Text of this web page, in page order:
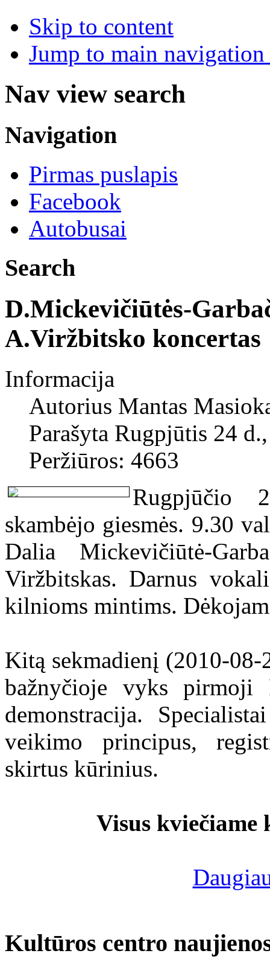
Skip to content
Jump to main
Nav view search
Navigation
Pirmas puslapis
Facebook
Autobusai
Search
D.Mickevičiūtės-
A.Viržbitsko koncertas
Informacija
Autorius Mantas
Parašyta Rugpjūtis 24
Peržiūros: 4663
Rugpjūčio
skambėjo giesmės. 9.30
Dalia Mickevičiūtė-
Viržbitskas. Darnus
kilnioms mintims.
Kitą sekmadienį (2010-
bažnyčioje vyks pirmoji
demonstracija.
veikimo principus,
skirtus kūrinius.
Visus kviečiame
Kultūros centro